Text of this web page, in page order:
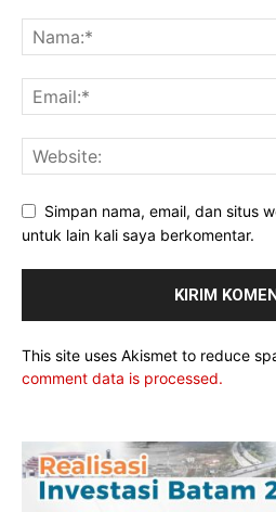
Simpan nama, email, dan situs
untuk lain kali saya berkomentar.
This site uses Akismet to reduce
comment data is processed.